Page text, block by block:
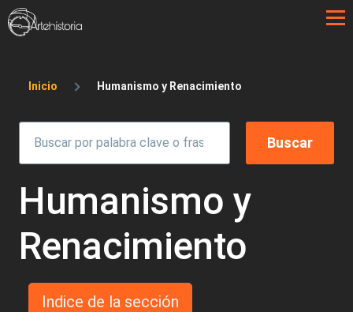
Pasar al contenido principal
Sobrescribir enlaces de ayuda a la
Inicio Humanismo y Renacimiento
Humanismo y
Renacimiento
Indice de la sección